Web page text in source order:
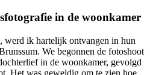
in de woonkamer
werd ik hartelijk ontvangen in hun
We begonnen de fotoshoot
in de woonkamer, gevolgd
Het was geweldig om te zien hoe